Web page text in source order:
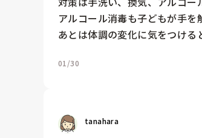
アルコール消毒も子どもが手を
あとは体調の変化に気をつける
01/30
tanahara